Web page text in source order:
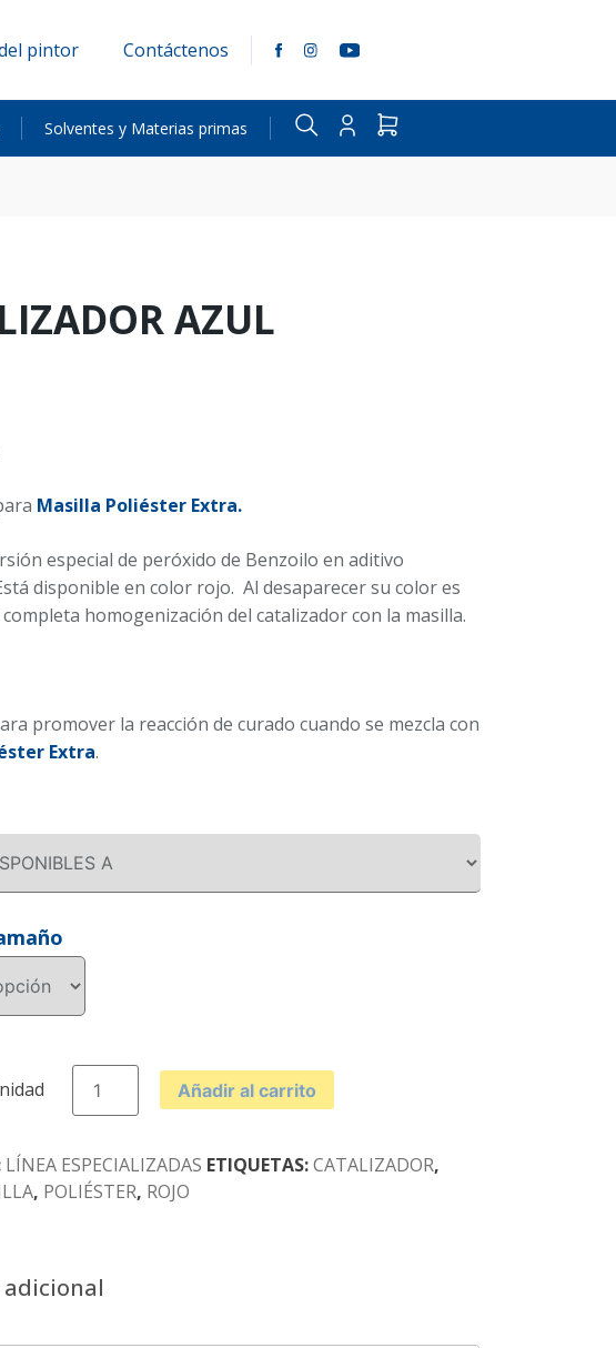
pintor Contáctenos
Solventes y Materias primas
AZUL
Masilla Poliéster Extra.
especial de peróxido de Benzoilo en aditivo
disponible en color rojo. Al desaparecer su color es
homogenización del catalizador con la masilla.
promover la reacción de curado cuando se mezcla con
Extra.
CATALIZADOR
AZUL
Añadir al carrito
LÍNEA ESPECIALIZADAS ETIQUETAS:CATALIZADOR,
, POLIÉSTER, ROJO